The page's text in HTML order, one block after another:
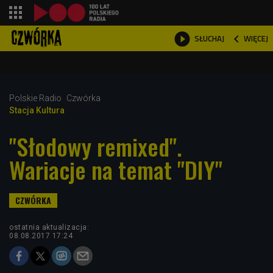
 SŁUCHAJ  WIĘCEJ

Polskie Radio
Czwórka
Stacja Kultura
"Słodowy remixed".
Wariacje na temat "DIY"
ostatnia aktualizacja:
08.08.2017 17:24